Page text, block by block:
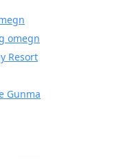
omegn
Resort
Gunma